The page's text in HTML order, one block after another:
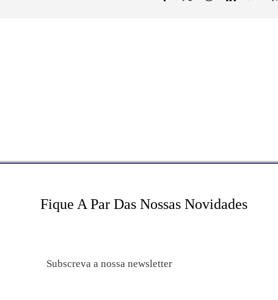
Fique A Par Das Nossas Novidades
Subscreva a nossa newsletter